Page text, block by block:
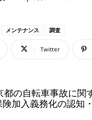
メンテナンス 調査
Twitter
都の自転車事故に関
加入義務化の認知